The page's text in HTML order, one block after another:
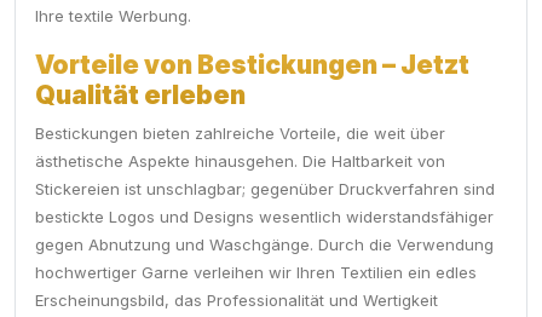
Ihre textile Werbung.
Vorteile von Bestickungen – Jetzt
Qualität erleben
Bestickungen bieten zahlreiche Vorteile, die weit über
ästhetische Aspekte hinausgehen. Die Haltbarkeit von
Stickereien ist unschlagbar; gegenüber Druckverfahren sind
bestickte Logos und Designs wesentlich widerstandsfähiger
gegen Abnutzung und Waschgänge. Durch die Verwendung
hochwertiger Garne verleihen wir Ihren Textilien ein edles
Erscheinungsbild, das Professionalität und Wertigkeit